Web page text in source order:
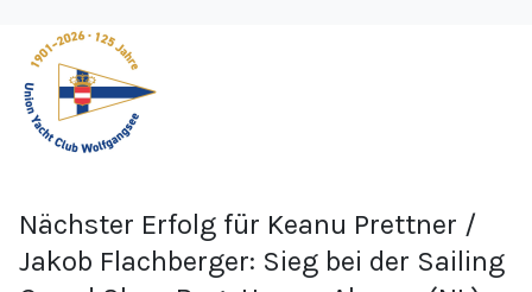
Nächster Erfolg für Keanu Prettner /
Jakob Flachberger: Sieg bei der Sailing